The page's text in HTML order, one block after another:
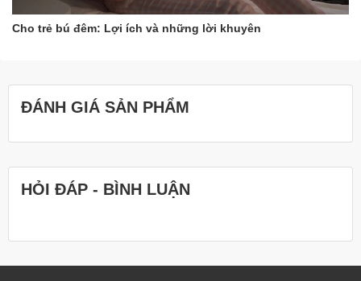
Cho trẻ bú đêm: Lợi ích và những lời khuyên
ĐÁNH GIÁ SẢN PHẨM
HỎI ĐÁP - BÌNH LUẬN